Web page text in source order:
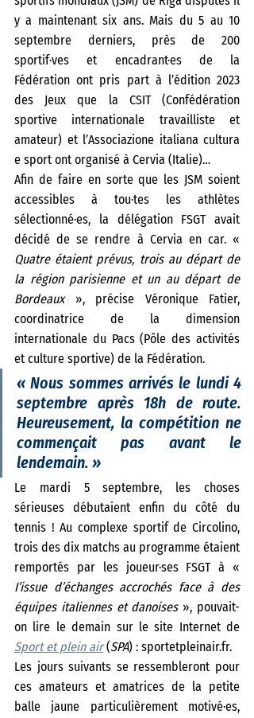
y a maintenant six ans. Mais du 5 au 10
septembre derniers, près de 200
sportif·ves et encadrant·es de la
Fédération ont pris part à l’édition 2023
des Jeux que la CSIT (Confédération
sportive internationale travailliste et
amateur) et l’Associazione italiana cultura
e sport ont organisé à Cervia (Italie)…
Afin de faire en sorte que les JSM soient
accessibles à tou·tes les athlètes
sélectionné·es, la délégation FSGT avait
Quatre étaient prévus, trois au départ de
la région parisienne et un au départ de
Bordeaux », précise Véronique Fatier,
coordinatrice de la dimension
internationale du Pacs (Pôle des activités
et culture sportive) de la Fédération.
« Nous sommes arrivés le lundi 4
septembre après 18h de route.
Heureusement, la compétition ne
commençait pas avant le
lendemain. »
Le mardi 5 septembre, les choses
sérieuses débutaient enfin du côté du
tennis ! Au complexe sportif de Circolino,
trois des dix matchs au programme étaient
remportés par les joueur·ses FSGT à «
I’issue d’échanges accrochés face à des
équipes italiennes et danoises », pouvait-
Sport et plein air (SPA) : sportetpleinair.fr.
Les jours suivants se ressembleront pour
ces amateurs et amatrices de la petite
balle jaune particulièrement motivé·es,